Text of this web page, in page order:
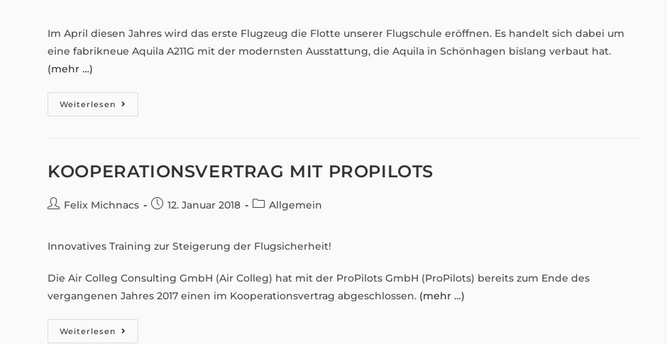
Im April diesen Jahres wird das erste Flugzeug die Flotte unserer Flugschule eröffnen. Es handelt sich dabei um
eine fabrikneue Aquila A211G mit der modernsten Ausstattung, die Aquila in Schönhagen bislang verbaut hat.
(mehr …)
Weiterlesen Die
Modernste
Wurde!
KOOPERATIONSVERTRAG MIT PROPILOTS
Beitrags-
Felix Michnacs
Beitrag
12. Januar 2018
Beitrags-
Allgemein
Innovatives Training zur Steigerung der Flugsicherheit!
Die Air Colleg Consulting GmbH (Air Colleg) hat mit der ProPilots GmbH (ProPilots) bereits zum Ende des
vergangenen Jahres 2017 einen im Kooperationsvertrag abgeschlossen. (mehr …)
Weiterlesen Kooperationsvertrag
Mit